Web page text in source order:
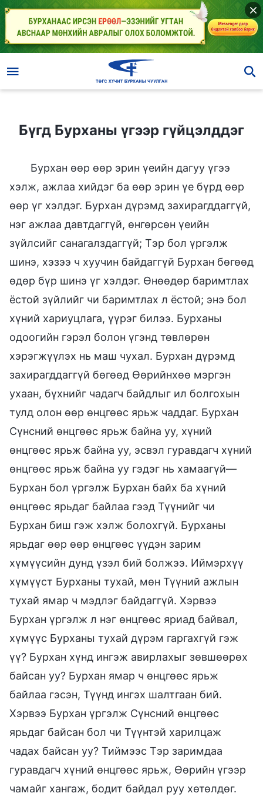
Бүгд Бурханы үгээр гүйцэлддэг
Бүгд Бурханы үгээр гүйцэлддэг
Бурхан өөр өөр эрин үеийн дагуу үгээ
хэлж, ажлаа хийдэг ба өөр эрин үе бүрд өөр
өөр үг хэлдэг. Бурхан дүрэмд захирагддаггүй,
нэг ажлаа давтдаггүй, өнгөрсөн үеийн
зүйлсийг санагалздаггүй; Тэр бол үргэлж
шинэ, хэзээ ч хуучин байдаггүй Бурхан бөгөөд
өдөр бүр шинэ үг хэлдэг. Өнөөдөр баримтлах
ёстой зүйлийг чи баримтлах л ёстой; энэ бол
хүний хариуцлага, үүрэг билээ. Бурханы
одоогийн гэрэл болон үгэнд төвлөрөн
хэрэгжүүлэх нь маш чухал. Бурхан дүрэмд
захирагддаггүй бөгөөд Өөрийнхөө мэргэн
ухаан, бүхнийг чадагч байдлыг ил болгохын
тулд олон өөр өнцгөөс ярьж чаддаг. Бурхан
Сүнсний өнцгөөс ярьж байна уу, хүний
өнцгөөс ярьж байна уу, эсвэл гуравдагч хүний
өнцгөөс ярьж байна уу гэдэг нь хамаагүй—
Бурхан бол үргэлж Бурхан байх ба хүний
өнцгөөс ярьдаг байлаа гээд Түүнийг чи
Бурхан биш гэж хэлж болохгүй. Бурханы
ярьдаг өөр өөр өнцгөөс үүдэн зарим
хүмүүсийн дунд үзэл бий болжээ. Иймэрхүү
хүмүүст Бурханы тухай, мөн Түүний ажлын
тухай ямар ч мэдлэг байдаггүй. Хэрвээ
Бурхан үргэлж л нэг өнцгөөс яриад байвал,
хүмүүс Бурханы тухай дүрэм гаргахгүй гэж
үү? Бурхан хүнд ингэж авирлахыг зөвшөөрөх
байсан уу? Бурхан ямар ч өнцгөөс ярьж
байлаа гэсэн, Түүнд ингэх шалтгаан бий.
Хэрвээ Бурхан үргэлж Сүнсний өнцгөөс
ярьдаг байсан бол чи Түүнтэй харилцаж
чадах байсан уу? Тиймээс Тэр заримдаа
гуравдагч хүний өнцгөөс ярьж, Өөрийн үгээр
чамайг хангаж, бодит байдал руу хөтөлдөг.